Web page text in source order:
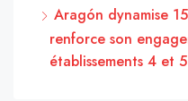
Aragón dynamise
renforce son
établissements 4 et